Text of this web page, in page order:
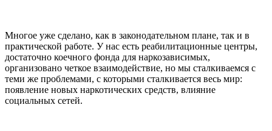
Многое уже сделано, как в законодательном плане, так и в
практической работе. У нас есть реабилитационные центры,
достаточно коечного фонда для наркозависимых,
организовано четкое взаимодействие, но мы сталкиваемся с
теми же проблемами, с которыми сталкивается весь мир:
появление новых наркотических средств, влияние
социальных сетей.